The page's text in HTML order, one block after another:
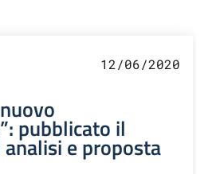
12/06/2020
pubblicato il
e proposta